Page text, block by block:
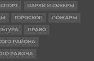
ПАРКИ И СКВЕРЫ
ГОРОСКОП
ПОЖАРЫ
ПРАВО
РАЙОНА
РАЙОНА